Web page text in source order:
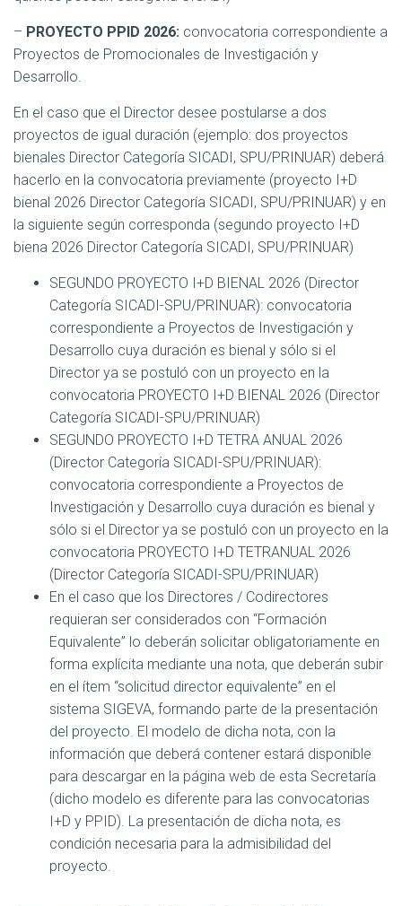
– PROYECTO PPID 2026: convocatoria correspondiente a
Proyectos de Promocionales de Investigación y
Desarrollo.
En el caso que el Director desee postularse a dos
proyectos de igual duración (ejemplo: dos proyectos
bienales Director Categoría SICADI, SPU/PRINUAR) deberá
hacerlo en la convocatoria previamente (proyecto I+D
bienal 2026 Director Categoría SICADI, SPU/PRINUAR) y en
la siguiente según corresponda (segundo proyecto I+D
biena 2026 Director Categoría SICADI, SPU/PRINUAR)
SEGUNDO PROYECTO I+D BIENAL 2026 (Director
Categoría SICADI-SPU/PRINUAR): convocatoria
correspondiente a Proyectos de Investigación y
Desarrollo cuya duración es bienal y sólo si el
Director ya se postuló con un proyecto en la
convocatoria PROYECTO I+D BIENAL 2026 (Director
Categoría SICADI-SPU/PRINUAR)
SEGUNDO PROYECTO I+D TETRA ANUAL 2026
(Director Categoría SICADI-SPU/PRINUAR):
convocatoria correspondiente a Proyectos de
Investigación y Desarrollo cuya duración es bienal y
sólo si el Director ya se postuló con un proyecto en la
convocatoria PROYECTO I+D TETRANUAL 2026
(Director Categoría SICADI-SPU/PRINUAR)
En el caso que los Directores / Codirectores
requieran ser considerados con “Formación
Equivalente” lo deberán solicitar obligatoriamente en
forma explícita mediante una nota, que deberán subir
en el ítem “solicitud director equivalente” en el
sistema SIGEVA, formando parte de la presentación
del proyecto. El modelo de dicha nota, con la
información que deberá contener estará disponible
para descargar en la página web de esta Secretaría
(dicho modelo es diferente para las convocatorias
I+D y PPID). La presentación de dicha nota, es
condición necesaria para la admisibilidad del
proyecto.